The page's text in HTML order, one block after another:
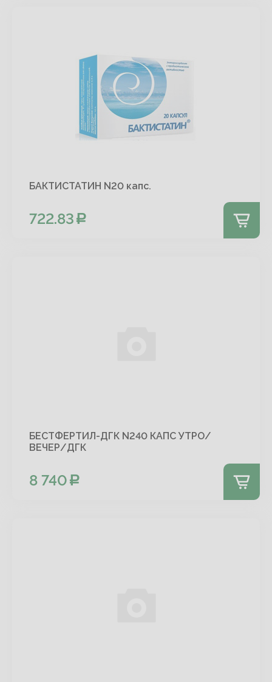
БАКТИСТАТИН N20 капс.
722.83
БЕСТФЕРТИЛ-ДГК N240 КАПС УТРО/
ВЕЧЕР/ДГК
8 740